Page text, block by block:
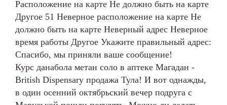
Расположение на карте Не должно быть на карте
Другое 51 Неверное расположение на карте Не
должно быть на карте Неверный адрес Неверное
время работы Другое Укажите правильный адрес:
Спасибо, мы приняли ваше сообщение!
Курс данабола метан соло в аптеке Магадан -
British Dispensary продажа Тула! И вот однажды,
в один осенний октябрьский вечер подруга с